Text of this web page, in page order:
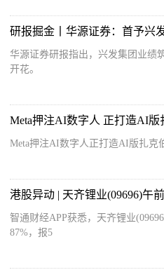
华源证券研报指出，兴发集团业绩
开花。
Meta押注AI数字人 正打造AI版
Meta押注AI数字人正打造AI版扎克
智通财经APP获悉，天齐锂业
87%，报5